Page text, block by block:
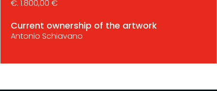
€. 1.800,00 €
Current ownership of the artwork
Antonio Schiavano